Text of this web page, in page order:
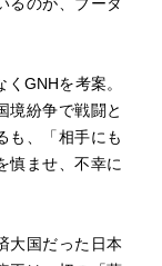
GNHを考案。
境紛争で戦闘と
も、「相手にも
慎ませ、不幸に
大国だった日本